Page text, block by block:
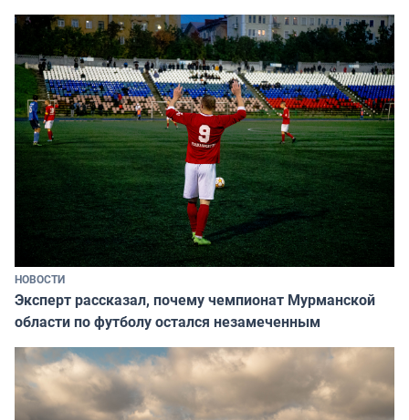
НОВОСТИ
Эксперт рассказал, почему чемпионат Мурманской
области по футболу остался незамеченным